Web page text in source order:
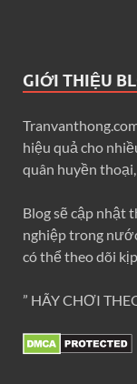
GIỚI THIỆU
hiệu quả cho
quân huyền
Blog sẽ cập nhật
nghiệp trong
có thể theo dõi
” HÃY CHƠI